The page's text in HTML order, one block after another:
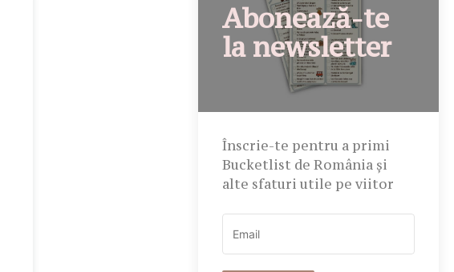
Abonează-te
la newsletter
Înscrie-te pentru a primi
Bucketlist de România și
alte sfaturi utile pe viitor